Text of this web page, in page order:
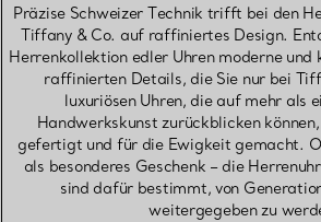
Präzise Schweizer Technik trifft bei den
Tiffany & Co. auf raffiniertes Design.
Herrenkollektion edler Uhren moderne und
raffinierten Details, die Sie nur bei
luxuriösen Uhren, die auf mehr als
Handwerkskunst zurückblicken
gefertigt und für die Ewigkeit gemacht.
als besonderes Geschenk – die
sind dafür bestimmt, von
weitergegeben zu